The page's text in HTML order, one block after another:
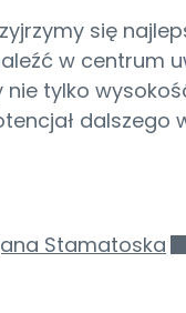
się
w centrum
nie tylko
dalszego
Stamatoska